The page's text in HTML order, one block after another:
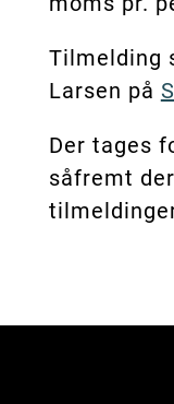
Tilmelding
Larsen på
Der tages
såfremt